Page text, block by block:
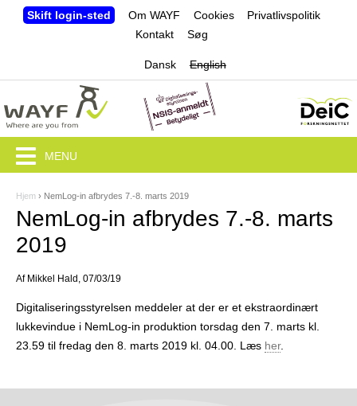
Jump to navigation
Skift login-sted Om WAYF Cookies
Privatlivspolitik
Kontakt
Søg
Dansk English
D
u
e
r
h
e
Hjem › NemLog-in afbrydes 7.-8. marts 2019
NemLog-in afbrydes 7.-8. marts
2019
Af Mikkel Hald , 07/03/19
Digitaliseringsstyrelsen meddeler at der er et ekstraordinært
lukkevindue i NemLog-in produktion torsdag den 7. marts kl.
23.59 til fredag den 8. marts 2019 kl. 04.00. Læs her.
MENU